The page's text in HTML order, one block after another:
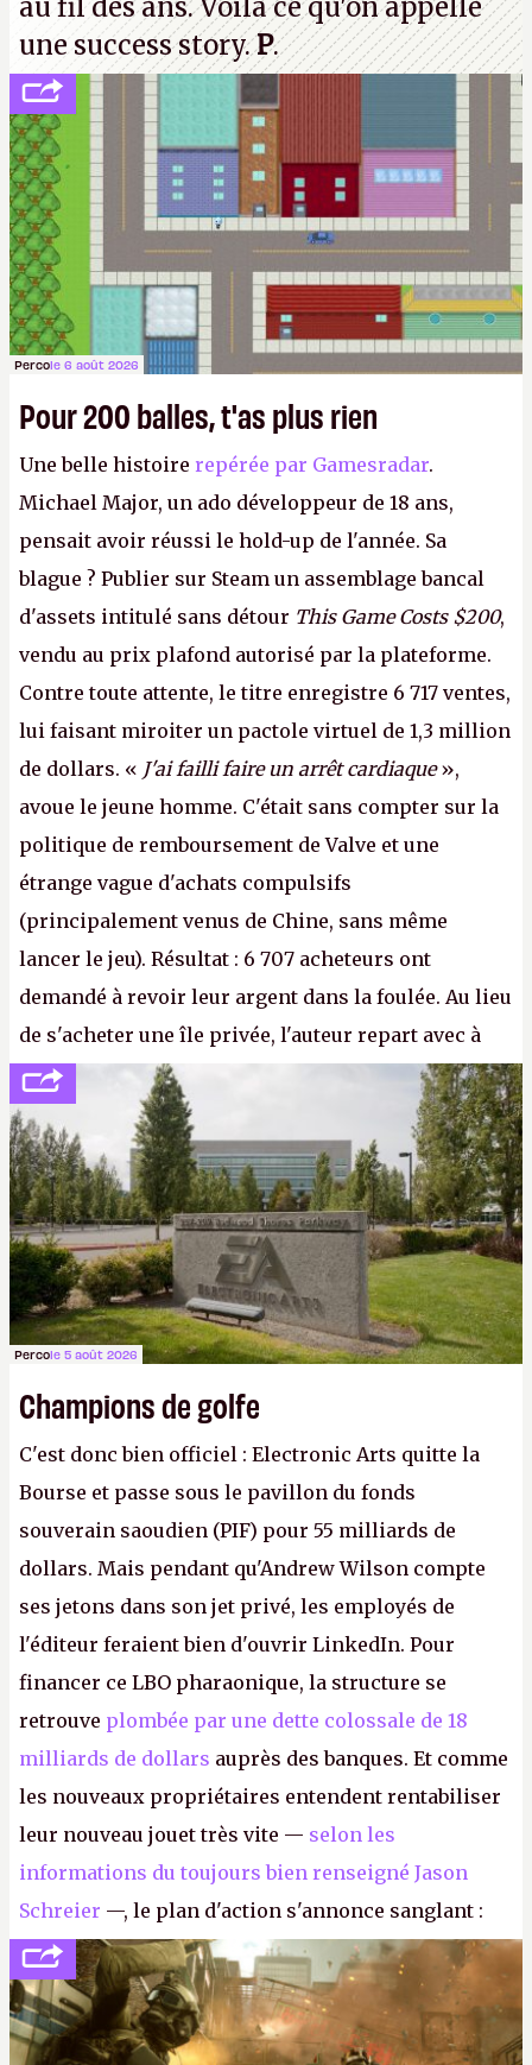
au fil des ans. Voilà ce qu'on appelle
une success story.P.
Percole 6 août 2026
Pour 200 balles, t'as plus rien
Une belle histoire repérée par Gamesradar.
Michael Major, un ado développeur de 18 ans,
pensait avoir réussi le hold-up de l'année. Sa
blague ? Publier sur Steam un assemblage bancal
d'assets intitulé sans détour This Game Costs $200,
vendu au prix plafond autorisé par la plateforme.
Contre toute attente, le titre enregistre 6 717 ventes,
lui faisant miroiter un pactole virtuel de 1,3 million
de dollars. « J'ai failli faire un arrêt cardiaque»,
avoue le jeune homme. C'était sans compter sur la
politique de remboursement de Valve et une
étrange vague d'achats compulsifs
(principalement venus de Chine, sans même
lancer le jeu). Résultat : 6 707 acheteurs ont
demandé à revoir leur argent dans la foulée. Au lieu
de s'acheter une île privée, l'auteur repart avec à
peine 2 000 dollars en poche. C'est toujours plus
cher payé que le temps passé à dev, mais ça
apprendra aux petits malins qu'on ne braque pas
Gabe Newell aussi facilement.P.
Percole 5 août 2026
Champions de golfe
C'est donc bien officiel : Electronic Arts quitte la
Bourse et passe sous le pavillon du fonds
souverain saoudien (PIF) pour 55 milliards de
dollars. Mais pendant qu'Andrew Wilson compte
ses jetons dans son jet privé, les employés de
l'éditeur feraient bien d'ouvrir LinkedIn. Pour
financer ce LBO pharaonique, la structure se
retrouve plombée par une dette colossale de 18
milliards de dollars auprès des banques. Et comme
les nouveaux propriétaires entendent rentabiliser
leur nouveau jouet très vite — selon les
informations du toujours bien renseigné Jason
Schreier —, le plan d'action s'annonce sanglant :
réductions de coûts drastiques, fermetures de
studios et licenciements massifs. En gros, essorer
FCetBattlefield, puis virer le reste.P.